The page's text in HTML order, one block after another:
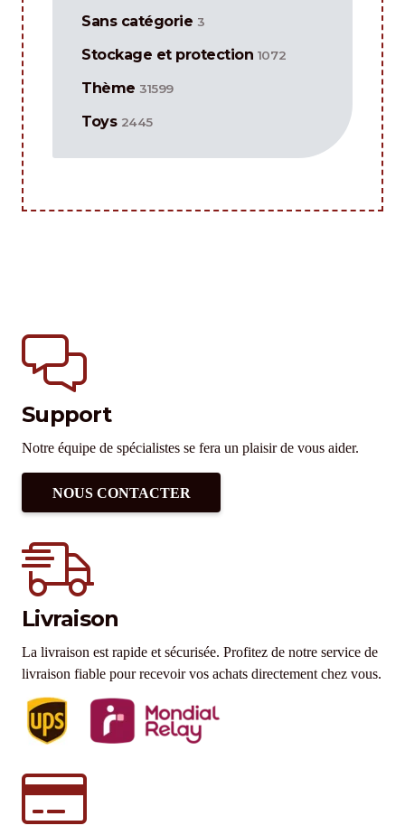
Sans catégorie 3
Stockage et protection 1072
Thème 31599
Toys 2445
Support
Notre équipe de spécialistes se fera un plaisir de vous aider.
NOUS CONTACTER
Livraison
La livraison est rapide et sécurisée. Profitez de notre service de
livraison fiable pour recevoir vos achats directement chez vous.